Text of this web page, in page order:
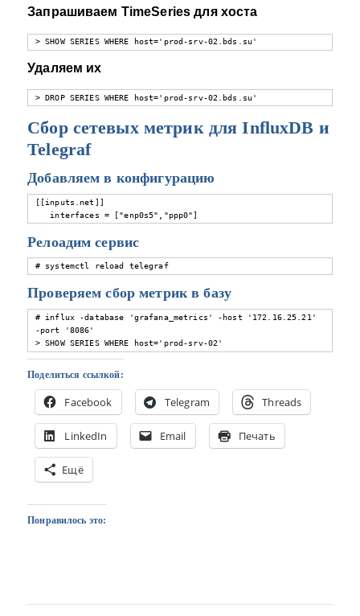
Запрашиваем TimeSeries для хоста
> SHOW SERIES WHERE host='prod-srv-02.bds.su'
Удаляем их
> DROP SERIES WHERE host='prod-srv-02.bds.su'
Сбор сетевых метрик для InfluxDB и
Telegraf
Добавляем в конфигурацию
[[inputs.net]]
interfaces = ["enp0s5","ppp0"]
Релоадим сервис
# systemctl reload telegraf
Проверяем сбор метрик в базу
# influx -database 'grafana_metrics' -host '172.16.25.21'
-port '8086'
> SHOW SERIES WHERE host='prod-srv-02'
Поделиться ссылкой:
Facebook Telegram Threads
LinkedIn Email Печать
Ещё
Понравилось это: